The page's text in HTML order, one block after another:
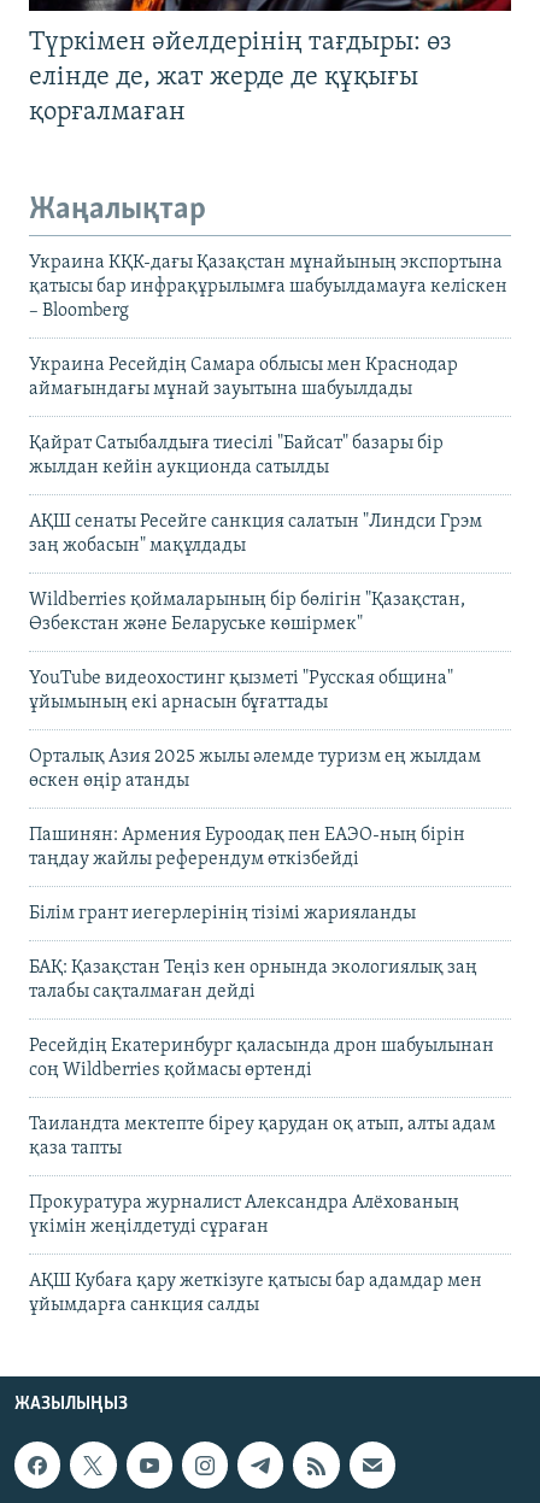
Түркімен әйелдерінің тағдыры: өз
елінде де, жат жерде де құқығы
қорғалмаған
Жаңалықтар
Украина КҚК-дағы Қазақстан мұнайының экспортына
қатысы бар инфрақұрылымға шабуылдамауға келіскен
– Bloomberg
Украина Ресейдің Самара облысы мен Краснодар
аймағындағы мұнай зауытына шабуылдады
Қайрат Сатыбалдыға тиесілі "Байсат" базары бір
жылдан кейін аукционда сатылды
АҚШ сенаты Ресейге санкция салатын "Линдси Грэм
заң жобасын" мақұлдады
Wildberries қоймаларының бір бөлігін "Қазақстан,
Өзбекстан және Беларуське көшірмек"
YouTube видеохостинг қызметі "Русская община"
ұйымының екі арнасын бұғаттады
Орталық Азия 2025 жылы әлемде туризм ең жылдам
өскен өңір атанды
Пашинян: Армения Еуроодақ пен ЕАЭО-ның бірін
таңдау жайлы референдум өткізбейді
Білім грант иегерлерінің тізімі жарияланды
БАҚ: Қазақстан Теңіз кен орнында экологиялық заң
талабы сақталмаған дейді
Ресейдің Екатеринбург қаласында дрон шабуылынан
соң Wildberries қоймасы өртенді
Таиландта мектепте біреу қарудан оқ атып, алты адам
қаза тапты
Прокуратура журналист Александра Алёхованың
үкімін жеңілдетуді сұраған
АҚШ Кубаға қару жеткізуге қатысы бар адамдар мен
ұйымдарға санкция салды
ЖАЗЫЛЫҢЫЗ